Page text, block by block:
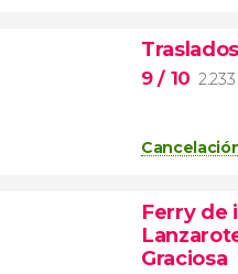
9/ 10
Ferry de
Graciosa